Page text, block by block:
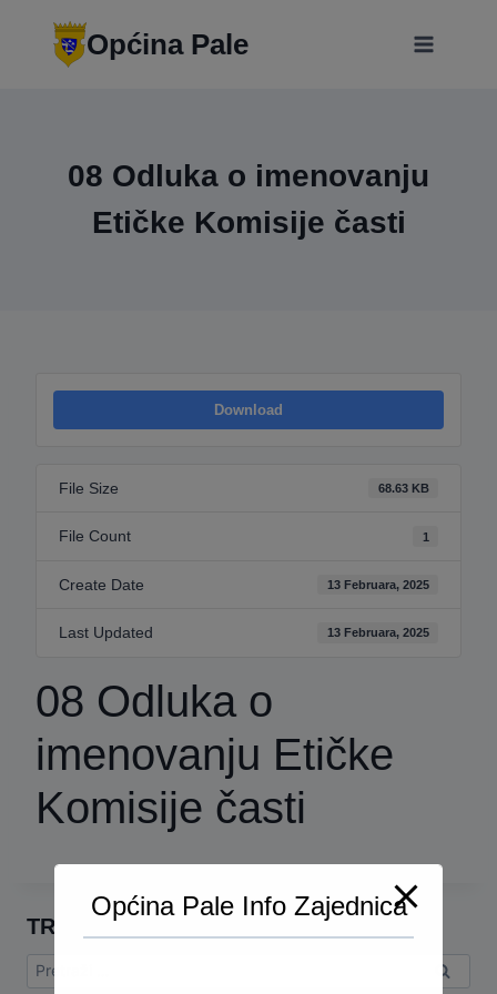
Općina Pale
08 Odluka o imenovanju
Etičke Komisije časti
Download
File Size 68.63 KB
File Count 1
Create Date 13 Februara, 2025
Last Updated 13 Februara, 2025
08 Odluka o
imenovanju Etičke
Komisije časti
TRAŽI
Pretraga:
Općina Pale Info Zajednica